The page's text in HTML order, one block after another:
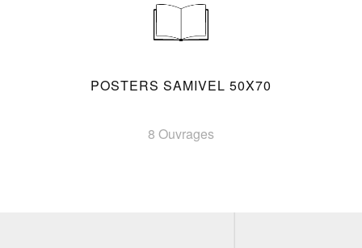
POSTERS SAMIVEL 50X70
8 Ouvrages